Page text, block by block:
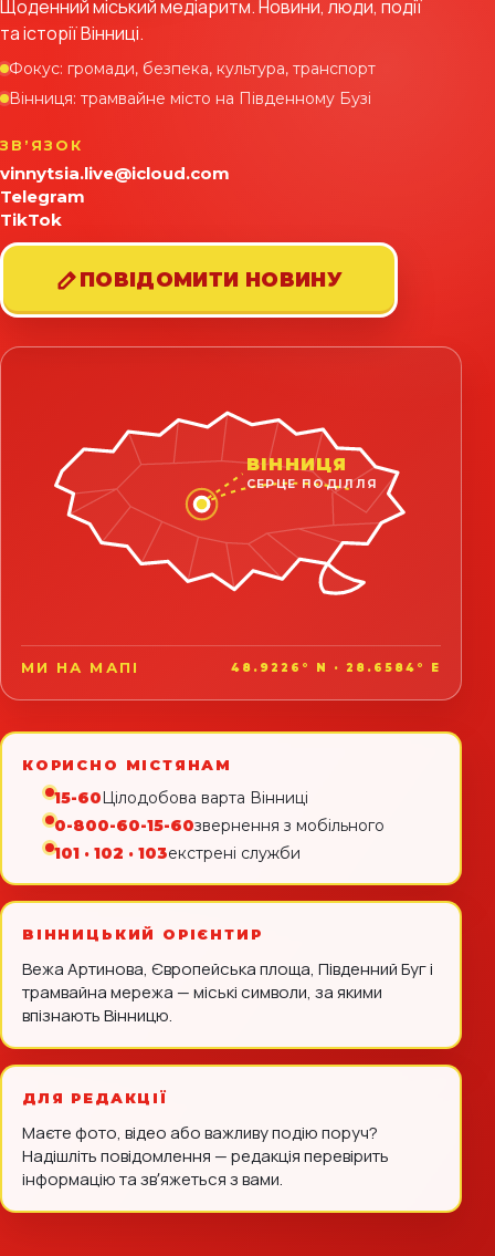
Щоденний міський медіаритм. Новини, люди, події
та історії Вінниці.
Фокус: громади, безпека, культура, транспорт
Вінниця: трамвайне місто на Південному Бузі
ЗВʼЯЗОК
vinnytsia.live@icloud.com
Telegram
TikTok
ПОВІДОМИТИ НОВИНУ
ВІННИЦЯ
СЕРЦЕ ПОДІЛЛЯ
МИ НА МАПІ 48.9226° N · 28.6584° E
КОРИСНО МІСТЯНАМ
15-60Цілодобова варта Вінниці
0-800-60-15-60звернення з мобільного
101 · 102 · 103екстрені служби
ВІННИЦЬКИЙ ОРІЄНТИР
Вежа Артинова, Європейська площа, Південний Буг і
трамвайна мережа — міські символи, за якими
впізнають Вінницю.
ДЛЯ РЕДАКЦІЇ
Маєте фото, відео або важливу подію поруч?
Надішліть повідомлення — редакція перевірить
інформацію та звʼяжеться з вами.